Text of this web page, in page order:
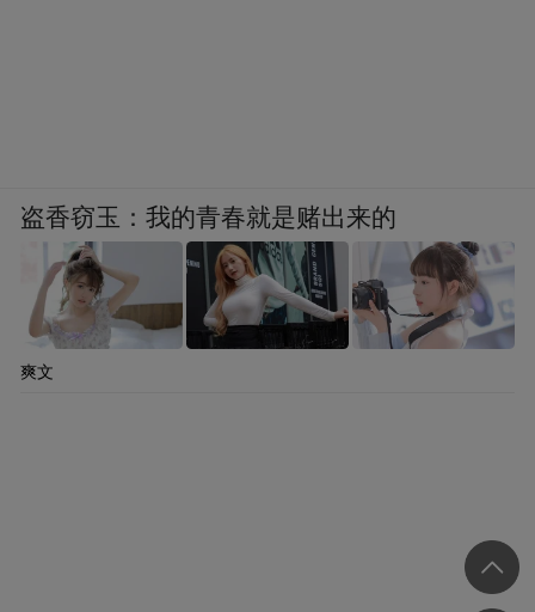
盗香窃玉：我的青春就是赌出来的
爽文